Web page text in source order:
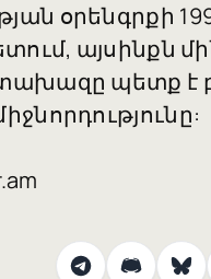
օրենգրքի
այսինքն
պետք է